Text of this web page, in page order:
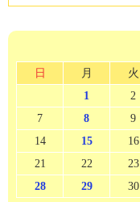
中…
日 月 火
1
2
7
8 9
14
15 16
21
22 23
28
29 30